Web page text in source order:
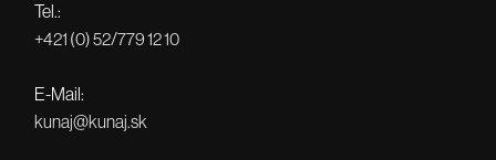
Tel.:
+421 (0) 52/779 12 10
E-Mail:
kunaj@kunaj.sk